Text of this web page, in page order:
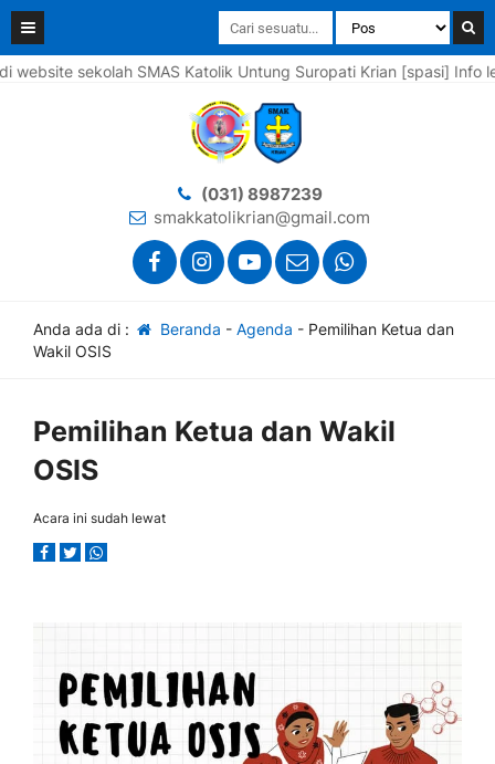
sekolah SMAS Katolik Untung Suropati Krian [spasi] Info
(031) 8987239
smakkatolikrian@gmail.com
Anda ada di : Beranda - Agenda - Pemilihan Ketua dan
Wakil OSIS
Pemilihan Ketua dan Wakil
OSIS
Acara ini sudah lewat